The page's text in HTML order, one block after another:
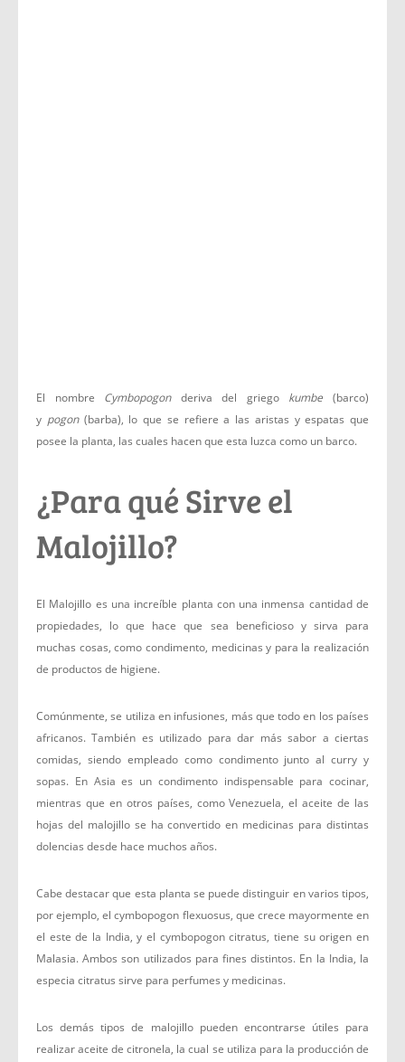
El nombre Cymbopogon deriva del griego kumbe(barco)
y pogon (barba), lo que se refiere a las aristas y espatas que
posee la planta, las cuales hacen que esta luzca como un barco.
¿Para qué Sirve el
Malojillo?
El Malojillo es una increíble planta con una inmensa cantidad de
propiedades, lo que hace que sea beneficioso y sirva para
muchas cosas, como condimento, medicinas y para la realización
de productos de higiene.
Comúnmente, se utiliza en infusiones, más que todo en los países
africanos. También es utilizado para dar más sabor a ciertas
comidas, siendo empleado como condimento junto al curry y
sopas. En Asia es un condimento indispensable para cocinar,
mientras que en otros países, como Venezuela, el aceite de las
hojas del malojillo se ha convertido en medicinas para distintas
dolencias desde hace muchos años.
Cabe destacar que esta planta se puede distinguir en varios tipos,
por ejemplo, el cymbopogon flexuosus, que crece mayormente en
el este de la India, y el cymbopogon citratus, tiene su origen en
Malasia. Ambos son utilizados para fines distintos. En la India, la
especia citratus sirve para perfumes y medicinas.
Los demás tipos de malojillo pueden encontrarse útiles para
realizar aceite de citronela, la cual se utiliza para la producción de